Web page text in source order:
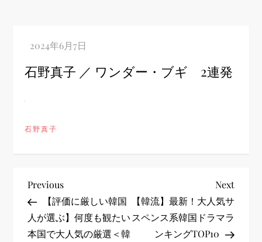
石野真子 ／ ワンダー・ブギ 2連発
石野真子
投
稿
Previous
Post
Previous
【評価に厳しい韓国
人が選ぶ】何度も観たい
本国で大人気の厳選＜韓
Next
Post
Next
【韓流】最新！大人気サ
スペンス系韓国ドラマラ
ンキングTOP10